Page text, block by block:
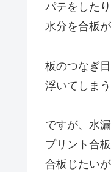
パテをした
水分を合板
板のつなぎ
浮いてしま
ですが、水
プリント合
合板じたい